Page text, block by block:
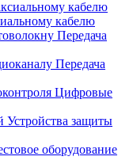
кабелю
Передача
Передача
Цифровые
Устройства защиты
оборудование